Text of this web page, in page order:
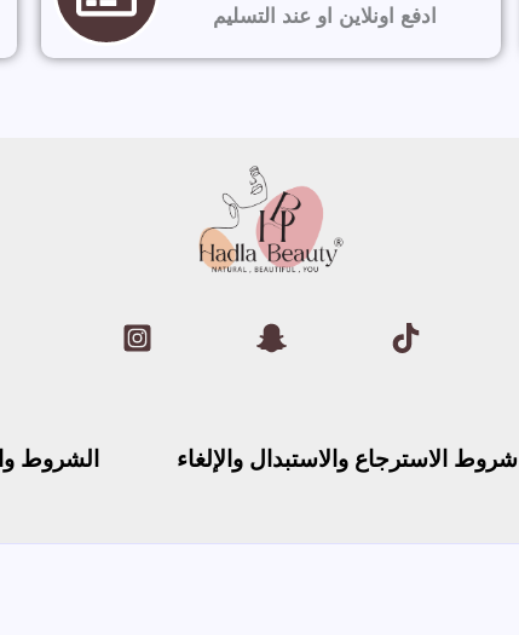
ادفع اونلاين او عند التسليم
شروط الاسترجاع والاستبدال والإلغاء الشروط